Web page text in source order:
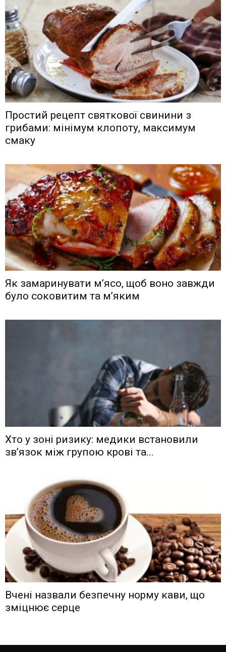
Простий рецепт святкової свинини з
грибами: мінімум клопоту, максимум
смаку
Як замаринувати м’ясо, щоб воно завжди
було соковитим та м’яким
Хто у зоні ризику: медики встановили
зв’язок між групою крові та...
Вчені назвали безпечну норму кави, що
зміцнює серце